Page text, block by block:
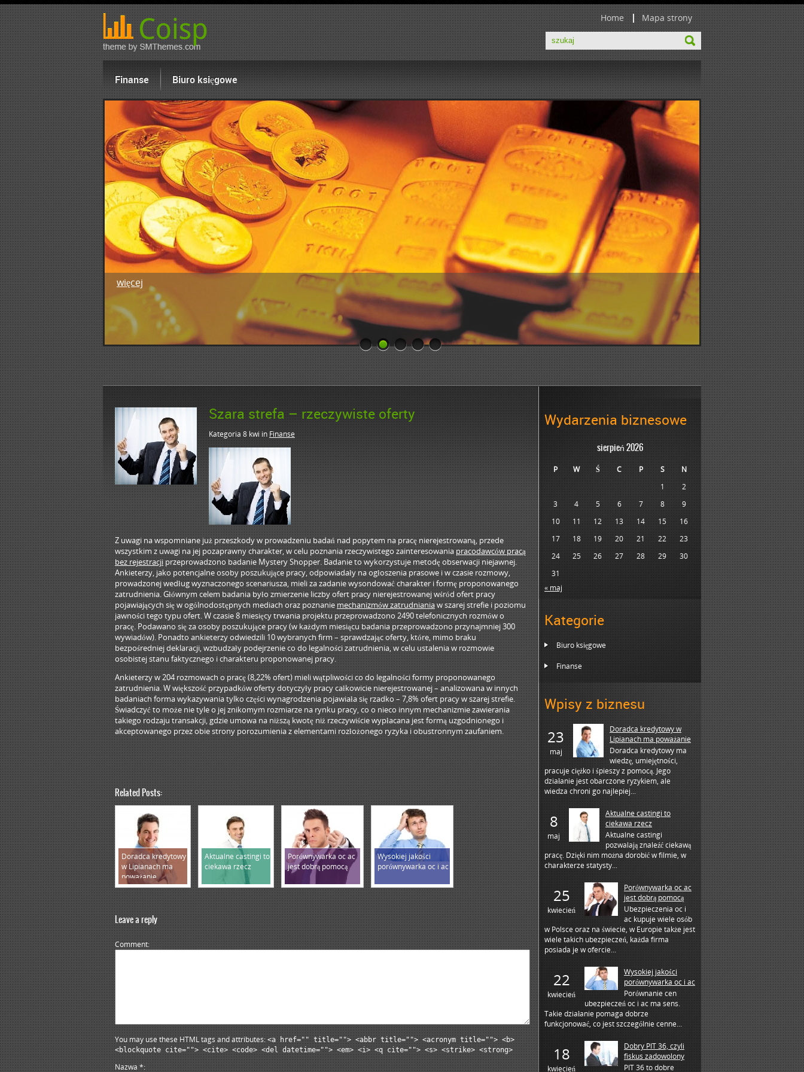
Home Mapa strony
Finanse Biuro księgowe
więcej
1 2 3
Wydarzenia biznesowe
sierpień 2026
P W Ś C P S
N
1
2
3
4 5 6 7 8
9
10
11 12 13 14 15
16
17
18 19 20 21 22
23
24
25 26 27 28 29
30
31
« maj
Kategorie
Biuro księgowe
Finanse
Wpisy z biznesu
23
maj
Doradca kredytowy w
Lipianach ma poważanie
Doradca kredytowy ma
wiedzę, umiejętności,
pracuje ciężko i śpieszy z pomocą. Jego
działanie jest obarczone ryzykiem, ale
wiedza chroni go najlepiej...
8
maj
Aktualne castingi to
ciekawa rzecz
Aktualne castingi
pozwalają znaleźć ciekawą
pracę. Dzięki nim można dorobić w filmie, w
charakterze statysty...
25
kwiecień
Porównywarka oc ac
jest dobrą pomocą
Ubezpieczenia oc i
ac kupuje wiele osób
w Polsce oraz na świecie, w Europie także jest
wiele takich ubezpieczeń, każda firma
posiada je w ofercie...
22
kwiecień
Wysokiej jakości
porównywarka oc i ac
Porównanie cen
ubezpieczeń oc i ac ma sens.
Takie działanie pomaga dobrze
funkcjonować, co jest szczególnie cenne...
18
kwiecień
Dobry PIT 36, czyli
fiskus zadowolony
PIT 36 to dobre
Szara strefa – rzeczywiste oferty
Kategoria 8 kwi in Finanse
Z uwagi na wspomniane już przeszkody w prowadzeniu badań nad popytem na pracę nierejestrowaną, przede
wszystkim z uwagi na jej pozaprawny charakter, w celu poznania rzeczywistego zainteresowaniapracodawców pracą
bez rejestracjiprzeprowadzono badanie Mystery Shopper. Badanie to wykorzystuje metodę obserwacji niejawnej.
Ankieterzy, jako potencjalne osoby poszukujące pracy, odpowiadały na ogłoszenia prasowe i w czasie rozmowy,
prowadzonej według wyznaczonego scenariusza, mieli za zadanie wysondować charakter i formę proponowanego
zatrudnienia. Głównym celem badania było zmierzenie liczby ofert pracy nierejestrowanej wśród ofert pracy
pojawiających się w ogólnodostępnych mediach oraz poznaniemechanizmów zatrudnianiaw szarej strefie i poziomu
jawności tego typu ofert. W czasie 8 miesięcy trwania projektu przeprowadzono 2490 telefonicznych rozmów o
pracę. Podawano się za osoby poszukujące pracy (w każdym miesiącu badania przeprowadzono przynajmniej 300
wywiadów). Ponadto ankieterzy odwiedzili 10 wybranych firm – sprawdzając oferty, które, mimo braku
bezpośredniej deklaracji, wzbudzały podejrzenie co do legalności zatrudnienia, w celu ustalenia w rozmowie
osobistej stanu faktycznego i charakteru proponowanej pracy.
Ankieterzy w 204 rozmowach o pracę (8,22% ofert) mieli wątpliwości co do legalności formy proponowanego
zatrudnienia. W większość przypadków oferty dotyczyły pracy całkowicie nierejestrowanej – analizowana w innych
badaniach forma wykazywania tylko części wynagrodzenia pojawiała się rzadko – 7,8% ofert pracy w szarej strefie.
Świadczyć to może nie tyle o jej znikomym rozmiarze na rynku pracy, co o nieco innym mechanizmie zawierania
takiego rodzaju transakcji, gdzie umowa na niższą kwotę niż rzeczywiście wypłacana jest formą uzgodnionego i
akceptowanego przez obie strony porozumienia z elementami rozłożonego ryzyka i obustronnym zaufaniem.
Related Posts:
Doradca kredytowy
w Lipianach ma
poważanie
Aktualne castingi to
ciekawa rzecz
Porównywarka oc ac
jest dobrą pomocą
Wysokiej jakości
porównywarka oc i ac
Leave a reply
Comment
You may use these HTML tags and attributes:<a href="" title=""> <abbr title=""> <acronym title=""> <b>
<blockquote cite=""> <cite> <code> <del datetime=""> <em> <i> <q cite=""> <s> <strike> <strong>
Nazwa*